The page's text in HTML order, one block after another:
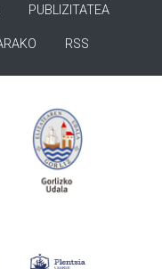
PUBLIZITATEA
RSS